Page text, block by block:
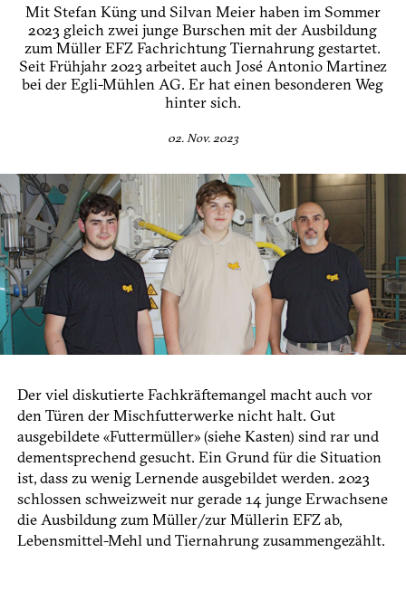
Mit Stefan Küng und Silvan Meier haben im Sommer
2023 gleich zwei junge Burschen mit der Ausbildung
zum Müller EFZ Fachrichtung Tiernahrung gestartet.
Seit Frühjahr 2023 arbeitet auch José Antonio Martinez
bei der Egli-Mühlen AG. Er hat einen besonderen Weg
hinter sich.
02. Nov. 2023
Der viel diskutierte Fachkräftemangel macht auch vor
den Türen der Mischfutterwerke nicht halt. Gut
ausgebildete «Futtermüller» (siehe Kasten) sind rar und
dementsprechend gesucht. Ein Grund für die Situation
ist, dass zu wenig Lernende ausgebildet werden. 2023
schlossen schweizweit nur gerade 14 junge Erwachsene
die Ausbildung zum Müller/zur Müllerin EFZ ab,
Lebensmittel-Mehl und Tiernahrung zusammengezählt.